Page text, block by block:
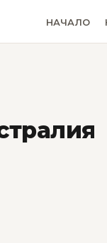
НАЧАЛО